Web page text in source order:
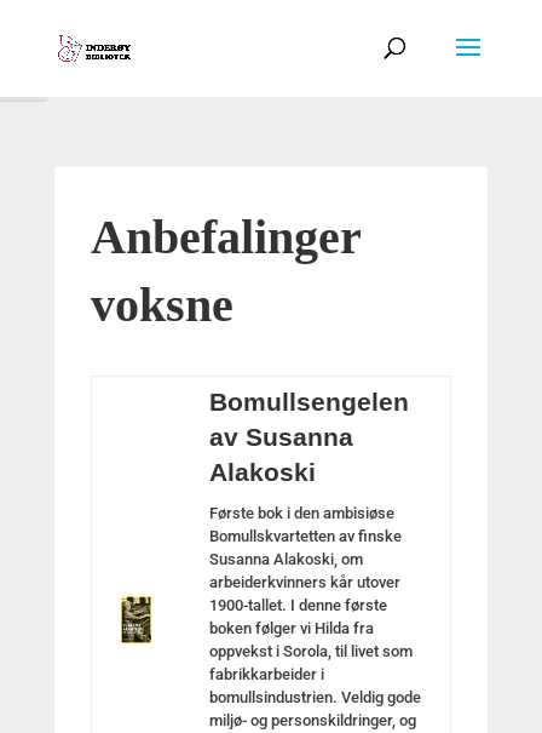
Veksle høykontrast
Anbefalinger
voksne
Bomullsengelen
av Susanna
Alakoski
Første bok i den ambisiøse
Bomullskvartetten av finske
Susanna Alakoski, om
arbeiderkvinners kår utover
1900-tallet. I denne første
boken følger vi Hilda fra
oppvekst i Sorola, til livet som
fabrikkarbeider i
bomullsindustrien. Veldig gode
miljø- og personskildringer, og